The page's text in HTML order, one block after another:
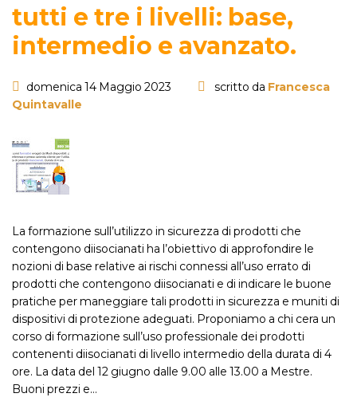
tutti e tre i livelli: base,
intermedio e avanzato.
domenica 14 Maggio 2023 scritto da Francesca
Quintavalle
La formazione sull’utilizzo in sicurezza di prodotti che
contengono diisocianati ha l’obiettivo di approfondire le
nozioni di base relative ai rischi connessi all’uso errato di
prodotti che contengono diisocianati e di indicare le buone
pratiche per maneggiare tali prodotti in sicurezza e muniti di
dispositivi di protezione adeguati. Proponiamo a chi cera un
corso di formazione sull’uso professionale dei prodotti
contenenti diisocianati di livello intermedio della durata di 4
ore. La data del 12 giugno dalle 9.00 alle 13.00 a Mestre.
Buoni prezzi e…